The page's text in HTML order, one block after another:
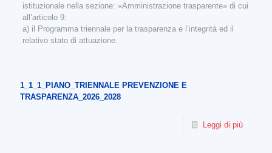
istituzionale nella sezione: «Amministrazione trasparente» di cui
all’articolo 9:
a) il Programma triennale per la trasparenza e l’integrità ed il
relativo stato di attuazione.
1_1_1_PIANO_TRIENNALE PREVENZIONE E
TRASPARENZA_2026_2028
Leggi di più